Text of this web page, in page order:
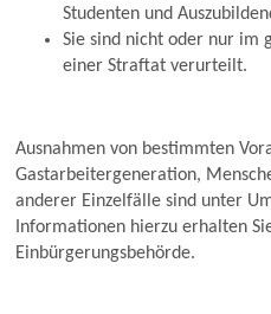
Studenten und
Sie sind nicht oder nur im
einer Straftat verurteilt.
Ausnahmen von bestimmten
Gastarbeitergeneration,
anderer Einzelfälle sind unter
Informationen hierzu erhalten
Einbürgerungsbehörde.